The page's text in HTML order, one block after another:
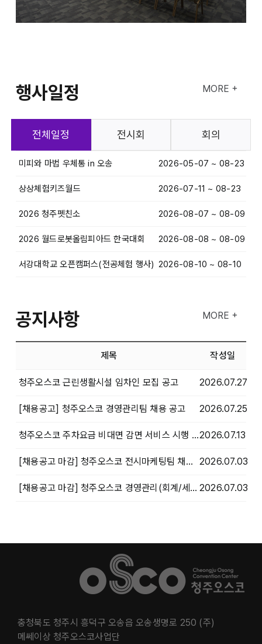
행사일정 MORE +
전체일정 전시회 회의
미피와 마법 우체통 in 오송 2026-05-07 ~ 08-23
상상체험키즈월드 2026-07-11 ~ 08-23
2026 청주펫친소 2026-08-07 ~ 08-09
2026 월드로봇올림피아드 한국대회 2026-08-08 ~ 08-09
서강대학교 오픈캠퍼스(전공체험 행사) 2026-08-10 ~ 08-10
공지사항 MORE +
제목 작성일
청주오스코 근린생활시설 임차인 모집 공고 2026.07.27
[채용공고] 청주오스코 경영관리팀 채용 공고 2026.07.25
청주오스코 주차요금 비대면 감면 서비스 시행 안내2026.07.13
[채용공고 마감] 청주오스코 전시마케팅팀 채용 공고 마감 2026.07.03
[채용공고 마감] 청주오스코 경영관리(회계/세무)팀 채용 공고 마감 2026.07.03
충청북도 청주시 흥덕구 오송읍 오송생명로 250 (주)
메쎄이상 청주오스코사업단